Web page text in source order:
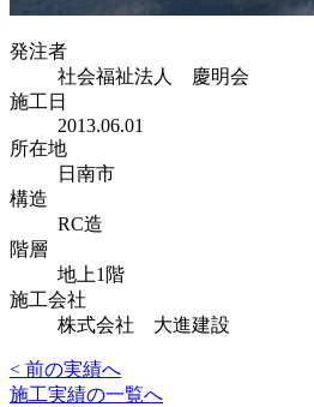
発注者
社会福祉法人 慶明会
施工日
2013.06.01
所在地
日南市
構造
RC造
階層
地上1階
施工会社
株式会社 大進建設
< 前の実績へ
施工実績の一覧へ